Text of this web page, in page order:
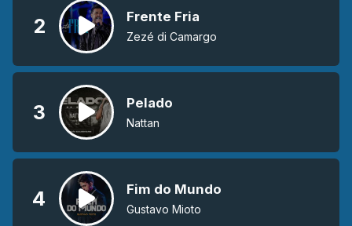
2 Frente Fria
Zezé di Camargo
3 Pelado
Nattan
4 Fim do Mundo
Gustavo Mioto